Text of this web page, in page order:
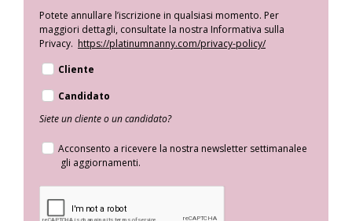
Potete annullare l’iscrizione in qualsiasi momento. Per
maggiori dettagli, consultate la nostra Informativa sulla
Privacy. https://platinumnanny.com/privacy-policy/
Cliente
Candidato
Siete un cliente o un candidato?
Acconsento a ricevere la nostra newsletter settimanalee
gli aggiornamenti.